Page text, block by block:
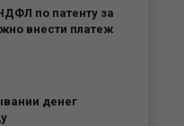
по патенту за
внести платеж
денег